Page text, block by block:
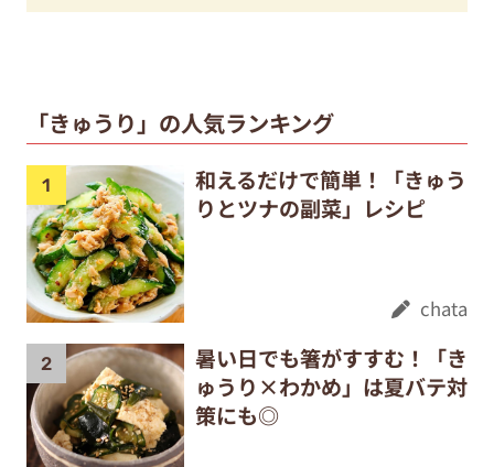
「きゅうり」の人気ランキング
和えるだけで簡単！「きゅう
りとツナの副菜」レシピ
chata
暑い日でも箸がすすむ！「き
ゅうり×わかめ」は夏バテ対
策にも◎